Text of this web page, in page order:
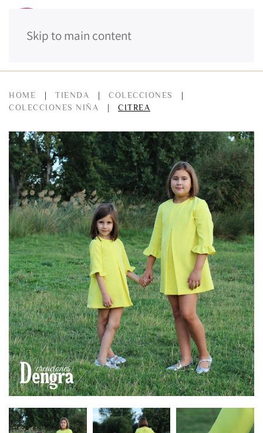
Skip to main content
HOME TIENDA
COLECCIONES
COLECCIONES NIÑA
CITREA